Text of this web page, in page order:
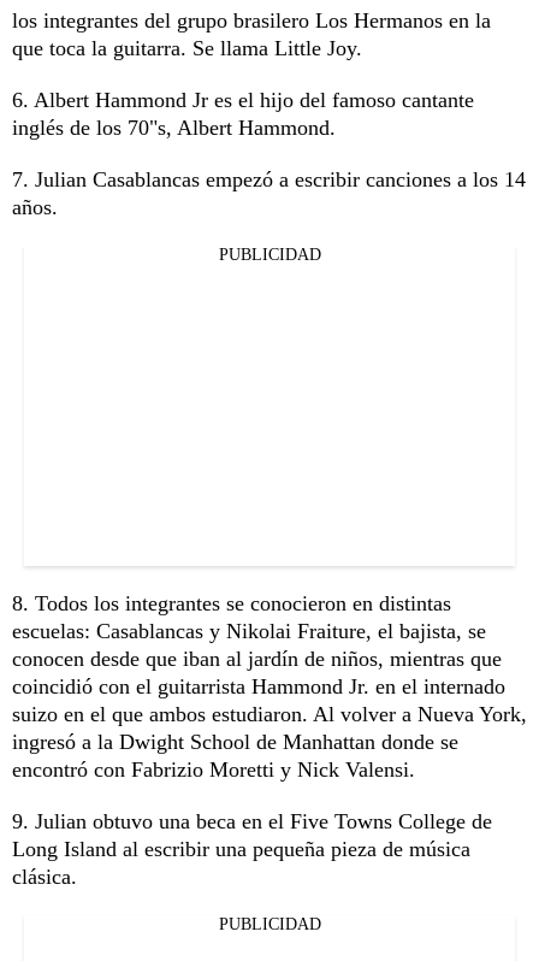
los integrantes del grupo brasilero Los Hermanos en la
que toca la guitarra. Se llama Little Joy.
6. Albert Hammond Jr es el hijo del famoso cantante
inglés de los 70"s, Albert Hammond.
7. Julian Casablancas empezó a escribir canciones a los 14
años.
PUBLICIDAD
8. Todos los integrantes se conocieron en distintas
escuelas: Casablancas y Nikolai Fraiture, el bajista, se
conocen desde que iban al jardín de niños, mientras que
coincidió con el guitarrista Hammond Jr. en el internado
suizo en el que ambos estudiaron. Al volver a Nueva York,
ingresó a la Dwight School de Manhattan donde se
encontró con Fabrizio Moretti y Nick Valensi.
9. Julian obtuvo una beca en el Five Towns College de
Long Island al escribir una pequeña pieza de música
clásica.
PUBLICIDAD